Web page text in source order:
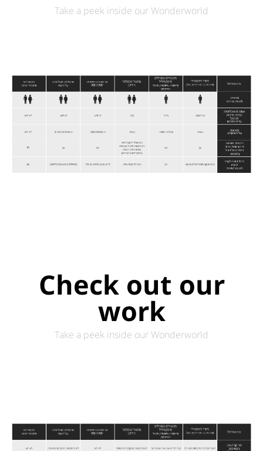
Take a peek inside our Wonderworld
Check out our
work
Take a peek inside our Wonderworld